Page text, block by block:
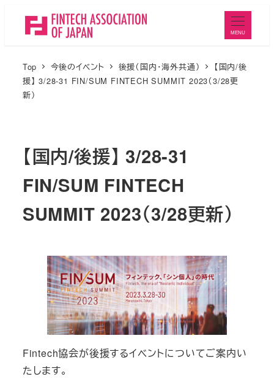
MENU
Top 今後のイベント 後援（国内・海外共通）
【国内/後
援】 3/28-31 FIN/SUM FINTECH SUMMIT 2023（3/28更
新）
【国内/後援】 3/28-31
FIN/SUM FINTECH
SUMMIT 2023（3/28更新）
Fintech協会が後援するイベントについてご案内い
たします。